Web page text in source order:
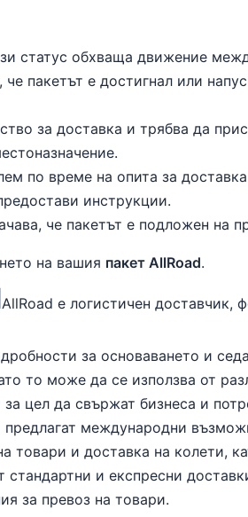
статус обхваща движение
пакетът е достигнал или
за доставка и трябва да
по време на опита за
инструкции.
че пакетът е подложен на
на вашия пакет AllRoad.
AllRoad е логистичен доставчик,
за основаването и
то може да се използва от
цел да свържат бизнеса и
международни
и доставка на колети,
и експресни
за превоз на товари.